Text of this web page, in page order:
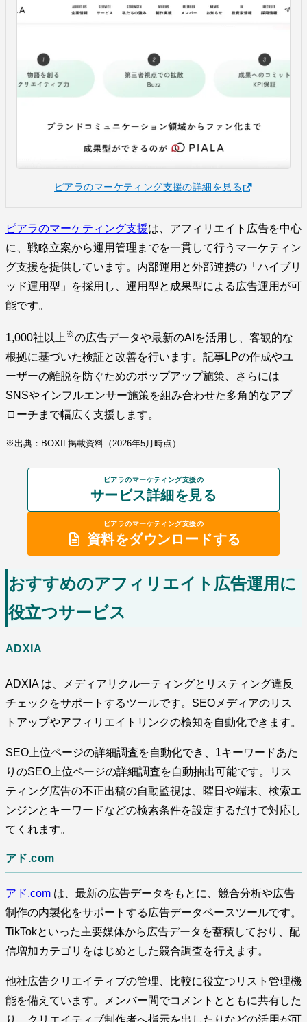
ピアラのマーケティング支援の詳細を見る
ピアラのマーケティング支援は、アフィリエイト広告を中心
に、戦略立案から運用管理までを一貫して行うマーケティン
グ支援を提供しています。内部運用と外部連携の「ハイブリ
ッド運用型」を採用し、運用型と成果型による広告運用が可
能です。
1,000社以上 ※の広告データや最新のAIを活用し、客観的な
根拠に基づいた検証と改善を行います。記事LPの作成やユ
ーザーの離脱を防ぐためのポップアップ施策、さらには
SNSやインフルエンサー施策を組み合わせた多角的なアプ
ローチまで幅広く支援します。
※出典：BOXIL掲載資料（2026年5月時点）
ピアラのマーケティング支援の
サービス詳細を見る
ピアラのマーケティング支援の
資料をダウンロードする
おすすめのアフィリエイト広告運用に
役立つサービス
ADXIA
ADXIA は、メディアリクルーティングとリスティング違反
チェックをサポートするツールです。SEOメディアのリス
トアップやアフィリエイトリンクの検知を自動化できます。
SEO上位ページの詳細調査を自動化でき、1キーワードあた
りのSEO上位ページの詳細調査を自動抽出可能です。リス
ティング広告の不正出稿の自動監視は、曜日や端末、検索エ
ンジンとキーワードなどの検索条件を設定するだけで対応し
てくれます。
アド.com
アド.com は、最新の広告データをもとに、競合分析や広告
制作の内製化をサポートする広告データベースツールです。
TikTokといった主要媒体から広告データを蓄積しており、配
信増加カテゴリをはじめとした競合調査を行えます。
他社広告クリエイティブの管理、比較に役立つリスト管理機
能を備えています。メンバー間でコメントとともに共有した
り、クリエイティブ制作者へ指示を出したりなどの活用が可